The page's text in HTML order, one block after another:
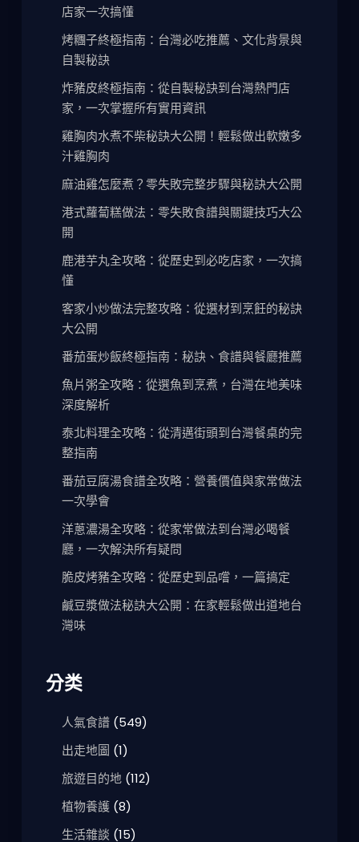
店家一次搞懂
烤糰子終極指南：台灣必吃推薦、文化背景與
自製秘訣
炸豬皮終極指南：從自製秘訣到台灣熱門店
家，一次掌握所有實用資訊
雞胸肉水煮不柴秘訣大公開！輕鬆做出軟嫩多
汁雞胸肉
麻油雞怎麼煮？零失敗完整步驟與秘訣大公開
港式蘿蔔糕做法：零失敗食譜與關鍵技巧大公
開
鹿港芋丸全攻略：從歷史到必吃店家，一次搞
懂
客家小炒做法完整攻略：從選材到烹飪的秘訣
大公開
番茄蛋炒飯終極指南：秘訣、食譜與餐廳推薦
魚片粥全攻略：從選魚到烹煮，台灣在地美味
深度解析
泰北料理全攻略：從清邁街頭到台灣餐桌的完
整指南
番茄豆腐湯食譜全攻略：營養價值與家常做法
一次學會
洋蔥濃湯全攻略：從家常做法到台灣必喝餐
廳，一次解決所有疑問
脆皮烤豬全攻略：從歷史到品嚐，一篇搞定
鹹豆漿做法秘訣大公開：在家輕鬆做出道地台
灣味
分类
人氣食譜(549)
出走地圖 (1)
旅遊目的地(112)
植物養護(8)
生活雜談 (15)